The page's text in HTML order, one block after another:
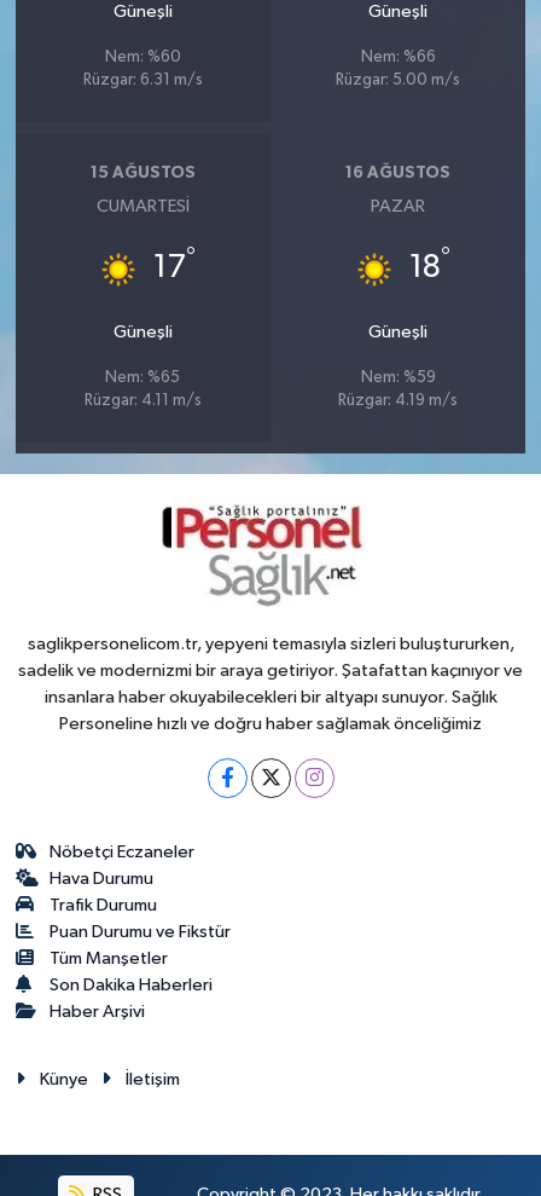
Güneşli
Nem: %60
Rüzgar: 6.31 m/s
Güneşli
Nem: %66
Rüzgar: 5.00 m/s
15 AĞUSTOS
CUMARTESI
17°
Güneşli
Nem: %65
Rüzgar: 4.11 m/s
16 AĞUSTOS
PAZAR
18°
Güneşli
Nem: %59
Rüzgar: 4.19 m/s
saglikpersonelicom.tr, yepyeni temasıyla sizleri buluştururken,
sadelik ve modernizmi bir araya getiriyor. Şatafattan kaçınıyor ve
insanlara haber okuyabilecekleri bir altyapı sunuyor. Sağlık
Personeline hızlı ve doğru haber sağlamak önceliğimiz
Nöbetçi Eczaneler
Hava Durumu
Trafik Durumu
Puan Durumu ve Fikstür
Tüm Manşetler
Son Dakika Haberleri
Haber Arşivi
Künye İletişim